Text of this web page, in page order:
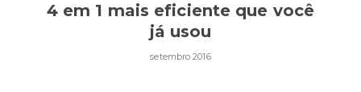
4 em 1 mais eficiente que você
já usou
setembro 2016